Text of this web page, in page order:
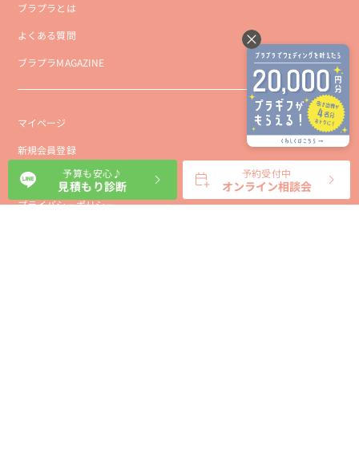
ブラプラとは
よくある質問
ブラプラMAGAZINE
マイページ
新規会員登録
会社概要
プライバシーポリシー
予算も安心♪
見積もり診断
予約受付中
オンライン相談会